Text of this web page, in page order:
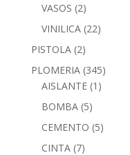
VASOS (2)
VINILICA (22)
PISTOLA (2)
PLOMERIA (345)
AISLANTE (1)
BOMBA (5)
CEMENTO (5)
CINTA (7)